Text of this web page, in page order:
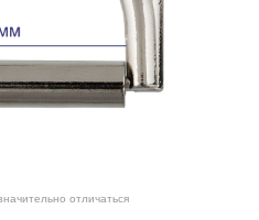
отличаться